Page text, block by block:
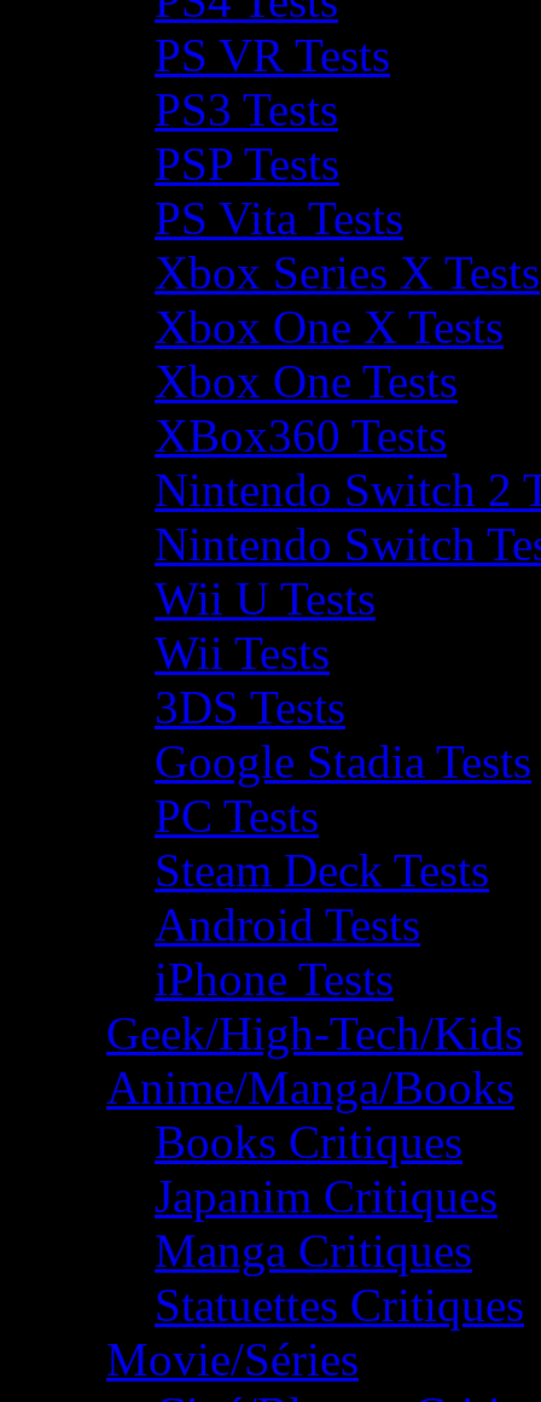
PS VR Tests
PS3 Tests
PSP Tests
PS Vita Tests
Xbox Series X Tests
Xbox One X Tests
Xbox One Tests
XBox360 Tests
Nintendo Switch 2
Nintendo Switch
Wii U Tests
Wii Tests
3DS Tests
Google Stadia Tests
PC Tests
Steam Deck Tests
Android Tests
iPhone Tests
Geek/High-Tech/Kids
Anime/Manga/Books
Books Critiques
Japanim Critiques
Manga Critiques
Statuettes Critiques
Movie/Séries